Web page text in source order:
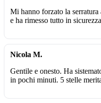
Mi hanno forzato la
e ha rimesso tutto in
Nicola M.
Gentile e onesto. Ha
in pochi minuti. 5 stelle